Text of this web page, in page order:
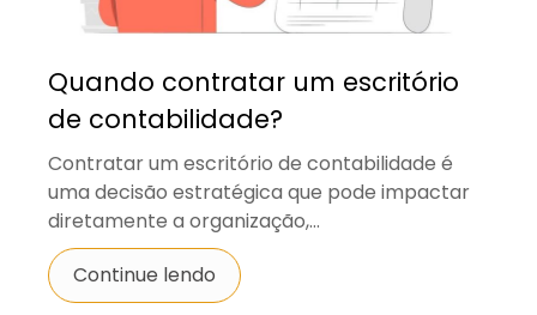
Quando contratar um escritório
de contabilidade?
Contratar um escritório de contabilidade é
uma decisão estratégica que pode impactar
diretamente a organização,...
Continue lendo